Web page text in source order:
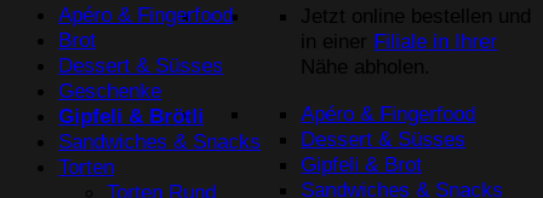
Jetzt online bestellen und
in einer Filiale in Ihrer
Nähe abholen.
Apéro & Fingerfood
Dessert & Süsses
Gipfeli & Brot
Sandwiches & Snacks
Apéro & Fingerfood
Brot
Dessert & Süsses
Geschenke
Gipfeli & Brötli
Sandwiches & Snacks
Torten
Torten Rund